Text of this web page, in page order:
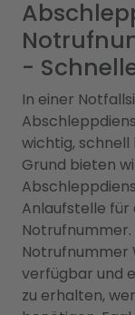
-
In einer
wichtig, schnell
Grund bieten
Anlaufstelle
Notrufnummer
verfügbar und
zu erhalten,